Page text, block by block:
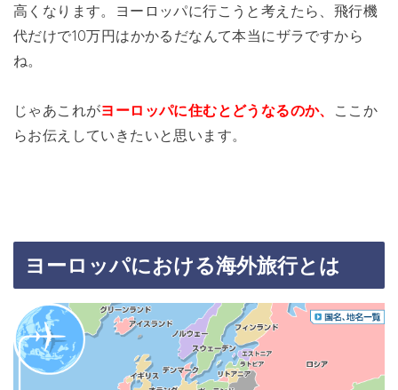
高くなります。ヨーロッパに行こうと考えたら、飛行機
代だけで10万円はかかるだなんて本当にザラですから
ね。
じゃあこれがヨーロッパに住むとどうなるのか、
ここか
らお伝えしていきたいと思います。
ヨーロッパにおける海外旅行とは